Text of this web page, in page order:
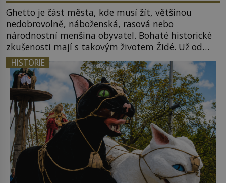
Ghetto je část města, kde musí žít, většinou
nedobrovolně, náboženská, rasová nebo
národnostní menšina obyvatel. Bohaté historické
zkušenosti mají s takovým životem Židé. Už od
středověku jsou totiž v každou chvíli nuceni v
nějakém žít. Mezi ty nejslavnější patří i římské
ghetto založené v roce 1555. Pokud jde o vztah
k Židům, nemá se Řím čím chlubit. […]
HISTORIE